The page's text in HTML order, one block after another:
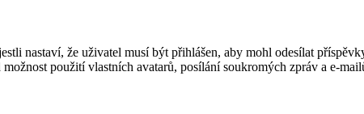
nastaví, že uživatel musí být přihlášen, aby mohl odesílat
použití vlastních avatarů, posílání soukromých zpráv a e-